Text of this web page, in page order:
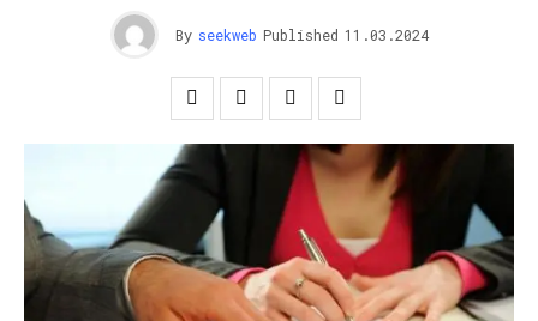
By seekweb Published 11.03.2024